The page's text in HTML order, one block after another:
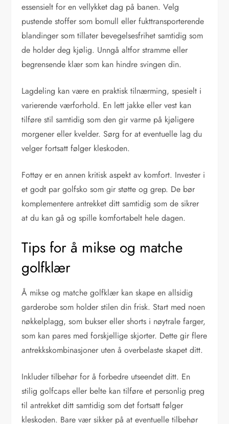
essensielt for en vellykket dag på banen. Velg
pustende stoffer som bomull eller fukttransporterende
blandinger som tillater bevegelsesfrihet samtidig som
de holder deg kjølig. Unngå altfor stramme eller
begrensende klær som kan hindre svingen din.
Lagdeling kan være en praktisk tilnærming, spesielt i
varierende værforhold. En lett jakke eller vest kan
tilføre stil samtidig som den gir varme på kjøligere
morgener eller kvelder. Sørg for at eventuelle lag du
velger fortsatt følger kleskoden.
Fottøy er en annen kritisk aspekt av komfort. Invester i
et godt par golfsko som gir støtte og grep. De bør
komplementere antrekket ditt samtidig som de sikrer
at du kan gå og spille komfortabelt hele dagen.
Tips for å mikse og matche
golfklær
Å mikse og matche golfklær kan skape en allsidig
garderobe som holder stilen din frisk. Start med noen
nøkkelplagg, som bukser eller shorts i nøytrale farger,
som kan pares med forskjellige skjorter. Dette gir flere
antrekkskombinasjoner uten å overbelaste skapet ditt.
Inkluder tilbehør for å forbedre utseendet ditt. En
stilig golfcaps eller belte kan tilføre et personlig preg
til antrekket ditt samtidig som det fortsatt følger
kleskoden. Bare vær sikker på at eventuelle tilbehør